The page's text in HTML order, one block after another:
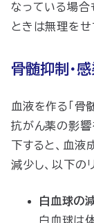
なっている場合
ときは無理をせ
骨髄抑制・
血液を作る「骨
抗がん薬の影響
下すると、血液
減少し、以下の
白血球の
白血球は